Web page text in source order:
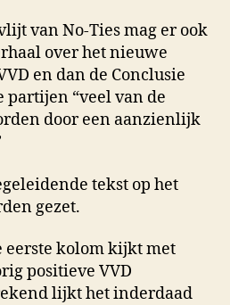
van No-Ties mag er ook
over het nieuwe
en dan de Conclusie
partijen “veel van de
door een aanzienlijk
eerste kolom kijkt met
positieve VVD
lijkt het inderdaad